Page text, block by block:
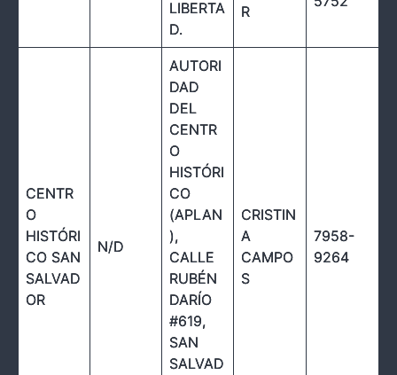
LIBERTA
D.
R
CENTR
O
HISTÓRI
CO SAN
SALVAD
OR
N/D
AUTORI
DAD
DEL
CENTR
O
HISTÓRI
CO
(APLAN
),
CALLE
RUBÉN
DARÍO
#619,
SAN
SALVAD
CRISTIN
A
CAMPO
S
7958-
9264